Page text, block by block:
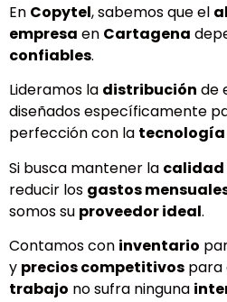
En Copytel, sabemos que el
empresa en Cartagena
confiables.
Lideramos la distribución de
diseñados específicamente
perfección con la tecnología
Si busca mantener la calidad
reducir los gastos
somos su proveedor ideal.
Contamos con inventario
y precios competitivos para
trabajo no sufra ninguna